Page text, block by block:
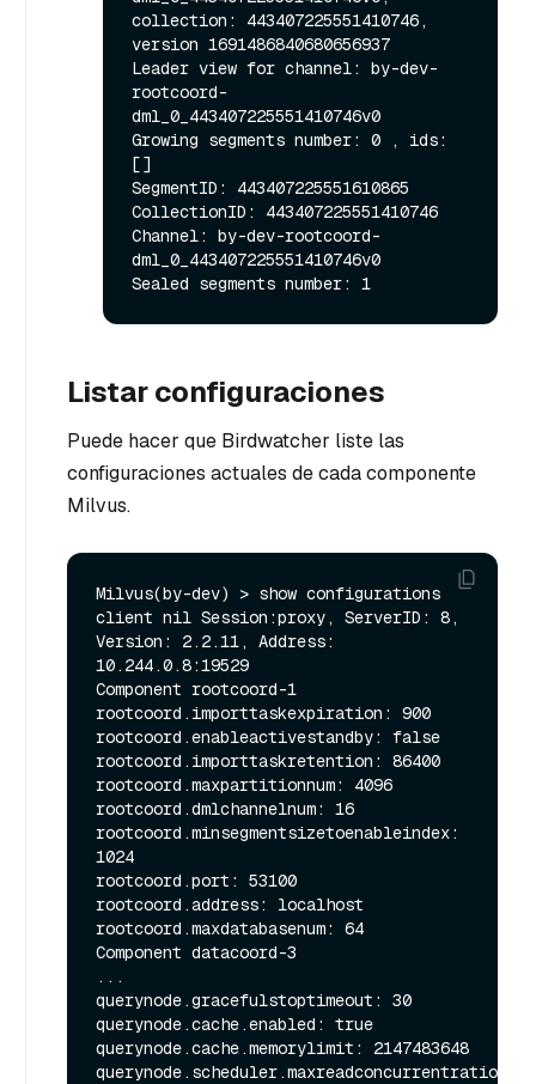
collection: 443407225551410746,
version 1691486840680656937
Leader view for channel: by-dev-
rootcoord-
dml_0_443407225551410746v0
Growing segments number: 0 , ids:
[]
SegmentID: 443407225551610865
CollectionID: 443407225551410746
Channel: by-dev-rootcoord-
dml_0_443407225551410746v0
Listar configuraciones
Puede hacer que Birdwatcher liste las
configuraciones actuales de cada componente
Milvus.
Milvus(by-dev) > show configurations
client nil Session:proxy, ServerID: 8,
Version: 2.2.11, Address:
10.244.0.8:19529
Component rootcoord-1
rootcoord.importtaskexpiration: 900
rootcoord.enableactivestandby: false
rootcoord.importtaskretention: 86400
rootcoord.maxpartitionnum: 4096
rootcoord.dmlchannelnum: 16
rootcoord.minsegmentsizetoenableindex:
1024
rootcoord.port: 53100
rootcoord.address: localhost
rootcoord.maxdatabasenum: 64
Component datacoord-3
...
querynode.gracefulstoptimeout: 30
querynode.cache.enabled: true
querynode.cache.memorylimit: 2147483648
querynode.scheduler.maxreadconcurrentratio: